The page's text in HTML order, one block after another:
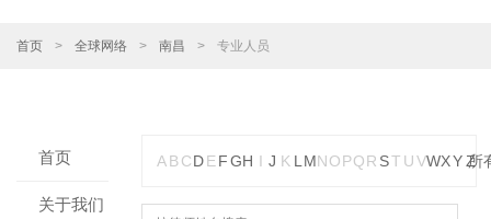
首页 > 全球网络 > 南昌 > 专业人员
首页
关于我们
ABCDE FGH I J K L MNOPQR ST UVWXYZ
所